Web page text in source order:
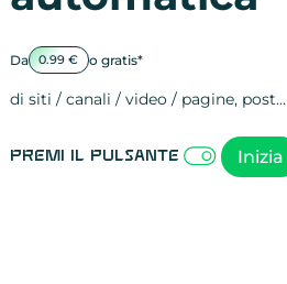
Da 0.99 € o gratis*
di siti / canali / video / pagine, post…
Premi il pulsante Inizia